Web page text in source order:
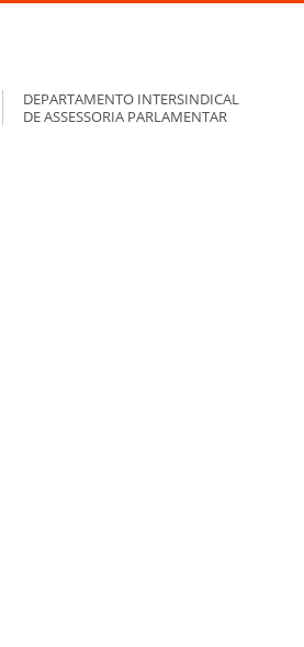
DEPARTAMENTO INTERSINDICAL
DE ASSESSORIA PARLAMENTAR